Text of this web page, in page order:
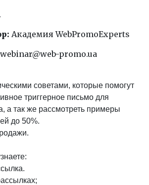
Академия WebPromoExperts
webinar@web-promo.ua
советами, которые помогут
триггерное письмо для
а так же рассмотреть примеры
до 50%.